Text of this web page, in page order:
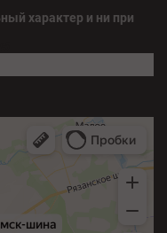
характер и ни при